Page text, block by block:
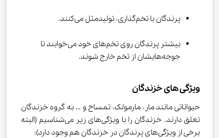
پرندگان با تخم‌گذاری، تولیدمثل می‌کنند.
بیشتر پرندگان روی تخم‌های خود می‌خوابند تا
جوجه‌هایشان از تخم خارج شوند.
ویژگی های خزندگان
حیواناتی مانند مار، مارمولک، تمساح و … به گروه خزندگان
تعلق دارند. خزندگان را با ویژگی‌های زیر می‌شناسیم (البته
برخی از ویژگی‌های پرندگان در خزندگان هم وجود دارد):